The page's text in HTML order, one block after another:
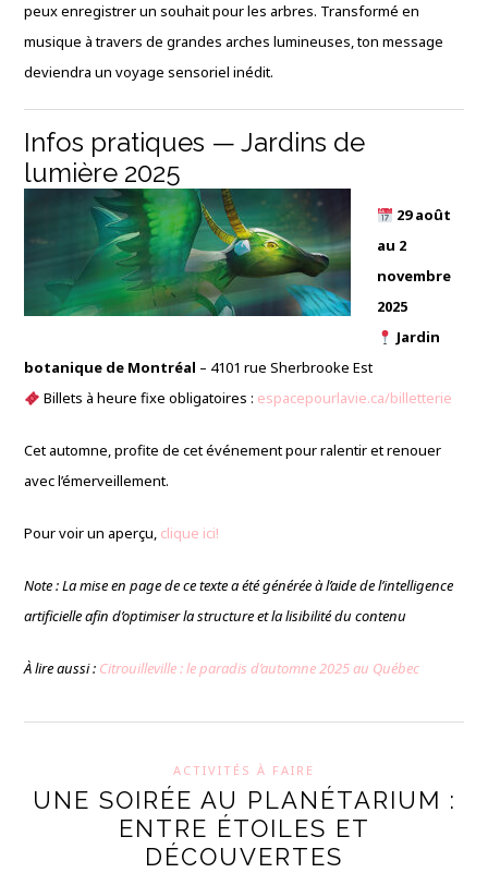
peux enregistrer un souhait pour les arbres. Transformé en
musique à travers de grandes arches lumineuses, ton message
deviendra un voyage sensoriel inédit.
Infos pratiques — Jardins de
lumière 2025
29 août
au 2
novembre
2025
Jardin
botanique de Montréal – 4101 rue Sherbrooke Est
Billets à heure fixe obligatoires : espacepourlavie.ca/billetterie
Cet automne, profite de cet événement pour ralentir et renouer
avec l’émerveillement.
Pour voir un aperçu, clique ici!
Note : La mise en page de ce texte a été générée à l’aide de l’intelligence
artificielle afin d’optimiser la structure et la lisibilité du contenu
À lire aussi : Citrouilleville : le paradis d’automne 2025 au Québec
ACTIVITÉS À FAIRE
UNE SOIRÉE AU PLANÉTARIUM :
ENTRE ÉTOILES ET
DÉCOUVERTES